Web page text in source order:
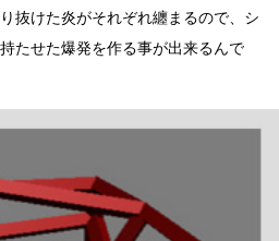
抜けた炎がそれぞれ纏まるので、シ
たせた爆発を作る事が出来るんで